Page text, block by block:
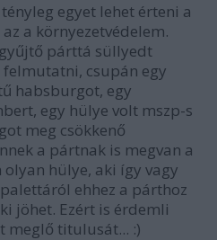
egyet lehet érteni a
a környezetvédelem.
párttá süllyedt
csupán egy
habsburgot, egy
egy hülye volt mszp-s
meg csökkenő
a pártnak is megvan a
hülye, aki így vagy
ehhez a párthoz
jöhet. Ezért is érdemli
meglő titulusát... :)